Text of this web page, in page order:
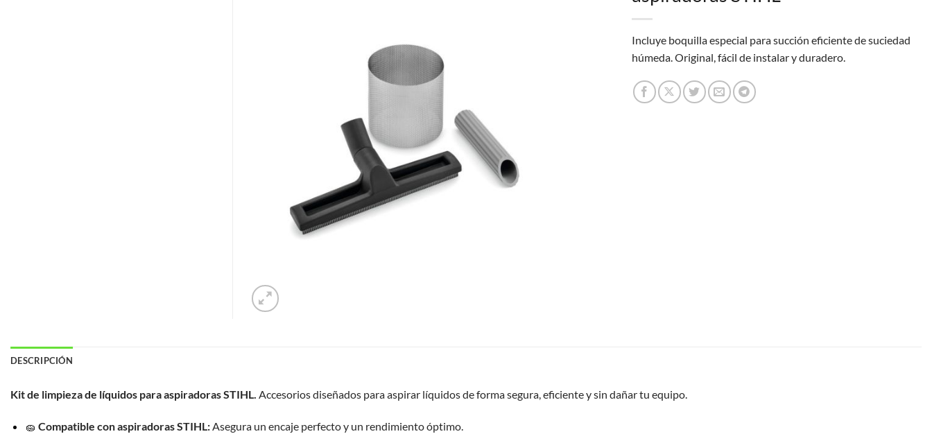
Incluye boquilla especial para succión eficiente de suciedad
húmeda. Original, fácil de instalar y duradero.
DESCRIPCIÓN
Kit de limpieza de líquidos para aspiradoras STIHL. Accesorios diseñados para aspirar líquidos de forma segura, eficiente y sin dañar tu equipo.
🧽 Compatible con aspiradoras STIHL:Asegura un encaje perfecto y un rendimiento óptimo.